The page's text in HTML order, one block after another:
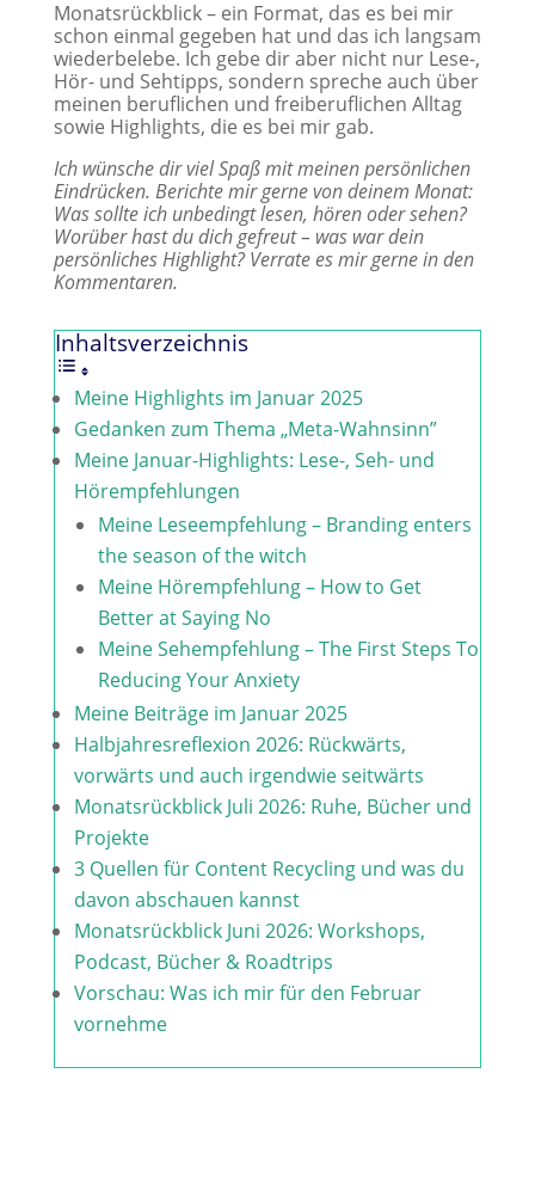
​Monatsrückblick – ein Format, das es bei mir
schon einmal gegeben hat und das ich langsam
wiederbelebe. Ich gebe dir aber nicht nur Lese-,
Hör- und Sehtipps, sondern spreche auch über
meinen beruflichen und freiberuflichen Alltag
sowie Highlights, die es bei mir gab.
Ich wünsche dir viel Spaß mit meinen persönlichen
Eindrücken. Berichte mir gerne von deinem Monat:
Was sollte ich unbedingt lesen, hören oder sehen?
Worüber hast du dich gefreut – was war dein
persönliches Highlight? Verrate es mir gerne in den
Kommentaren.
Inhaltsverzeichnis
Meine Highlights im Januar 2025
Gedanken zum Thema „Meta-Wahnsinn”
Meine Januar-Highlights: Lese-, Seh- und
Hörempfehlungen
Meine Leseempfehlung – Branding enters
the season of the witch
Meine Hörempfehlung – How to Get
Better at Saying No
Meine Sehempfehlung – The First Steps To
Reducing Your Anxiety
Meine Beiträge im Januar 2025
Halbjahresreflexion 2026: Rückwärts,
vorwärts und auch irgendwie seitwärts
Monatsrückblick Juli 2026: Ruhe, Bücher und
Projekte
3 Quellen für Content Recycling und was du
davon abschauen kannst
Monatsrückblick Juni 2026: Workshops,
Podcast, Bücher & Roadtrips
Vorschau: Was ich mir für den Februar
vornehme